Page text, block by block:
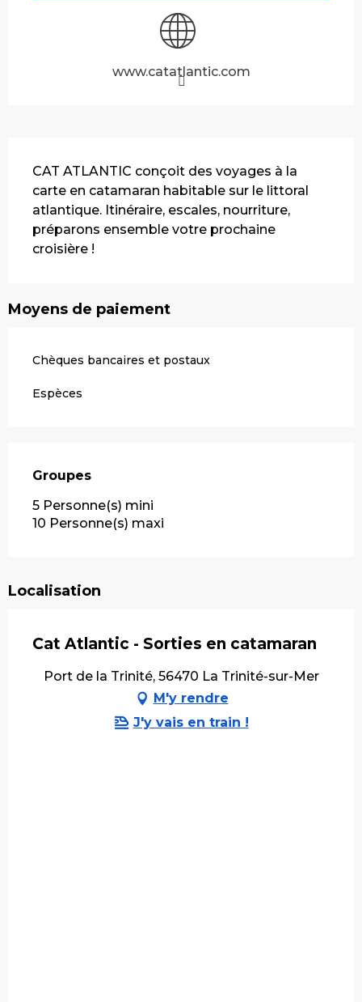
www.catatlantic.com
CAT ATLANTIC conçoit des voyages à la
carte en catamaran habitable sur le littoral
atlantique. Itinéraire, escales, nourriture,
préparons ensemble votre prochaine
croisière !
Moyens de paiement
Chèques bancaires et postaux
Espèces
Groupes
Groupes
5 Personne(s) mini
10 Personne(s) maxi
Localisation
Cat Atlantic - Sorties en catamaran
Port de la Trinité, 56470 La Trinité-sur-Mer
M'y rendre
J'y vais en train !